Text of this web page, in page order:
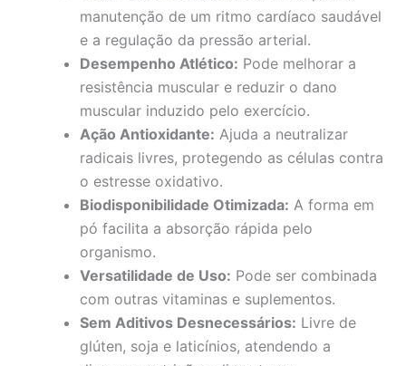
manutenção de um ritmo cardíaco saudável
e a regulação da pressão arterial.
Desempenho Atlético: Pode melhorar a
resistência muscular e reduzir o dano
muscular induzido pelo exercício.
Ação Antioxidante: Ajuda a neutralizar
radicais livres, protegendo as células contra
o estresse oxidativo.
Biodisponibilidade Otimizada: A forma em
pó facilita a absorção rápida pelo
organismo.
Versatilidade de Uso: Pode ser combinada
com outras vitaminas e suplementos.
Sem Aditivos Desnecessários: Livre de
glúten, soja e laticínios, atendendo a